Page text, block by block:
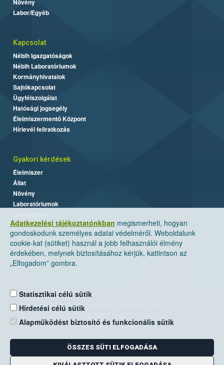
Adatkezelési tájékoztatónkban megismerheti, hogyan
gondoskodunk személyes adatai védelméről. Weboldalunk
cookie-kat (sütiket) használ a jobb felhasználói élmény
érdekében, melynek biztosításához kérjük, kattintson az
„Elfogadom” gombra.
Statisztikai célú sütik
Hirdetési célú sütik
Alapműködést biztosító és funkcionális sütik
ÖSSZES SÜTI ELFOGADÁSA
Növény
Labor/Egyéb
Kapcsolat
Nébih Igazgatóságok
Nébih Laboratóriumok
Kormányhivatalok
Sajtókapcsolat
Ügyfélszolgálat
Hatósági jogsegély
Élelmiszermentő Központ
Hírlevél feliratkozás
Gyakori kérdések
Élelmiszer
Állat
Növény
Laboratóriumok
Nemzeti Élelmiszerlánc-biztonsági Hivatal
Levelezési cím: 1525 Budapest. Pf. 30.
E-mail:ugyfelszolgalat@nebih.gov.hu
Zöld szám: 06-80/263-244